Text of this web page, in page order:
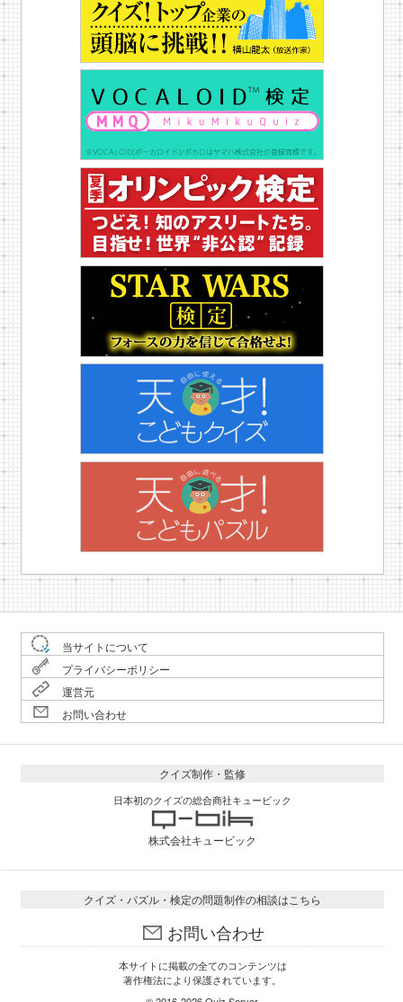
当サイトについて
プライバシーポリシー
運営元
お問い合わせ
クイズ制作・監修
日本初のクイズの総合商社キュービック
株式会社キュービック
クイズ・パズル・検定の問題制作の相談はこちら
お問い合わせ
本サイトに掲載の全てのコンテンツは
著作権法により保護されています。